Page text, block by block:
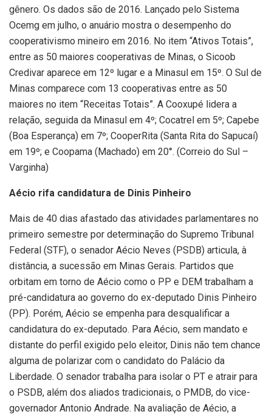
gênero. Os dados são de 2016. Lançado pelo Sistema
Ocemg em julho, o anuário mostra o desempenho do
cooperativismo mineiro em 2016. No item “Ativos Totais”,
entre as 50 maiores cooperativas de Minas, o Sicoob
Credivar aparece em 12º lugar e a Minasul em 15º. O Sul de
Minas comparece com 13 cooperativas entre as 50
maiores no item “Receitas Totais”. A Cooxupé lidera a
relação, seguida da Minasul em 4º; Cocatrel em 5º; Capebe
(Boa Esperança) em 7º; CooperRita (Santa Rita do Sapucaí)
em 19º; e Coopama (Machado) em 20°. (Correio do Sul –
Varginha)
Aécio rifa candidatura de Dinis Pinheiro
Mais de 40 dias afastado das atividades parlamentares no
primeiro semestre por determinação do Supremo Tribunal
Federal (STF), o senador Aécio Neves (PSDB) articula, à
distância, a sucessão em Minas Gerais. Partidos que
orbitam em torno de Aécio como o PP e DEM trabalham a
pré-candidatura ao governo do ex-deputado Dinis Pinheiro
(PP). Porém, Aécio se empenha para desqualificar a
candidatura do ex-deputado. Para Aécio, sem mandato e
distante do perfil exigido pelo eleitor, Dinis não tem chance
alguma de polarizar com o candidato do Palácio da
Liberdade. O senador trabalha para isolar o PT e atrair para
o PSDB, além dos aliados tradicionais, o PMDB, do vice-
governador Antonio Andrade. Na avaliação de Aécio, a